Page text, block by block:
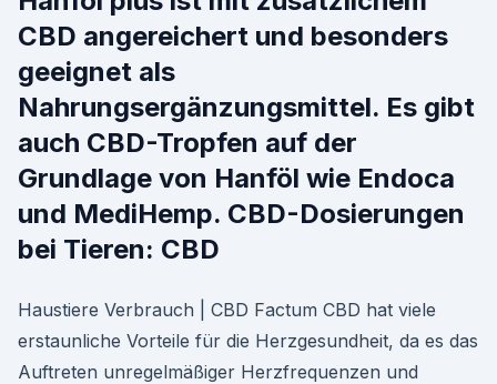
CBD angereichert und besonders
geeignet als
Nahrungsergänzungsmittel. Es gibt
auch CBD-Tropfen auf der
Grundlage von Hanföl wie Endoca
und MediHemp. CBD-Dosierungen
bei Tieren: CBD
Haustiere Verbrauch | CBD Factum CBD hat viele
erstaunliche Vorteile für die Herzgesundheit, da es das
Auftreten unregelmäßiger Herzfrequenzen und